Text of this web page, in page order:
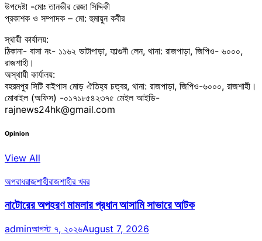
উপদেষ্টা -মোঃ তানভীর রেজা সিদ্দিকী
প্রকাশক ও সম্পাদক – মো: হুমায়ুন কবীর
স্থায়ী কার্যালয়:
ঠিকানা- বাসা নং- ১১৬২ ভাটাপাড়া, ফাল্গুনী লেন, থানা: রাজপাড়া, জিপিও- ৬০০০,
রাজশাহী।
অস্থায়ী কার্যালয়:
বহরমপুর সিটি বাইপাস মোড় ঐতিহ্য চত্বর, থানা: রাজপাড়া, জিপিও-৬০০০, রাজশাহী।
মোবাইল (অফিস) -০১৭১৮৫৪২৩৭৫ মেইল আইডি-
rajnews24hk@gmail.com
Opinion
View All
অপরাধরাজশাহীরাজশাহীর খবর
নাটোরের অপহরণ মামলার প্রধান আসামি সাভারে আটক
adminআগস্ট ৭, ২০২৬August 7, 2026